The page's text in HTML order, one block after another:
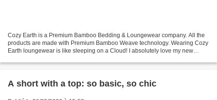
Cozy Earth is a Premium Bamboo Bedding & Loungewear company. All the
products are made with Premium Bamboo Weave technology. Wearing Cozy
Earth loungewear is like sleeping on a Cloud! I absolutely love my new
A short with a top: so basic, so chic